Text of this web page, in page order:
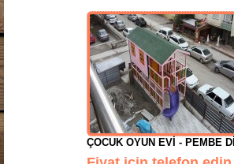
ÇOCUK OYUN EVI - PEMBE